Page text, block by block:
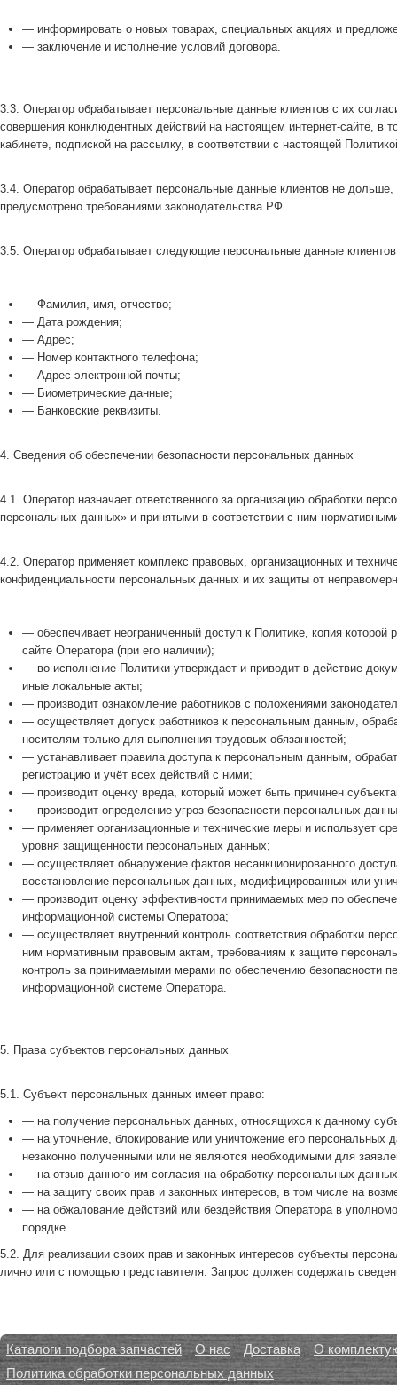
— информировать о новых товарах, специальных акциях и
— заключение и исполнение условий договора.
3.3. Оператор обрабатывает персональные данные клиентов с их
совершения конклюдентных действий на настоящем интернет-сайте, в
кабинете, подпиской на рассылку, в соответствии с настоящей
3.4. Оператор обрабатывает персональные данные клиентов не
предусмотрено требованиями законодательства РФ.
3.5. Оператор обрабатывает следующие персональные данные
— Фамилия, имя, отчество;
— Дата рождения;
— Адрес;
— Номер контактного телефона;
— Адрес электронной почты;
— Биометрические данные;
— Банковские реквизиты.
4. Сведения об обеспечении безопасности персональных данных
4.1. Оператор назначает ответственного за организацию обработки
персональных данных» и принятыми в соответствии с ним
4.2. Оператор применяет комплекс правовых, организационных и
конфиденциальности персональных данных и их защиты от
— обеспечивает неограниченный доступ к Политике, копия
сайте Оператора (при его наличии);
— во исполнение Политики утверждает и приводит в действие
иные локальные акты;
— производит ознакомление работников с положениями
— осуществляет допуск работников к персональным данным,
носителям только для выполнения трудовых обязанностей;
— устанавливает правила доступа к персональным данным,
регистрацию и учёт всех действий с ними;
— производит оценку вреда, который может быть причинен
— производит определение угроз безопасности персональных
— применяет организационные и технические меры и использует
уровня защищенности персональных данных;
— осуществляет обнаружение фактов несанкционированного
восстановление персональных данных, модифицированных или
— производит оценку эффективности принимаемых мер по
информационной системы Оператора;
— осуществляет внутренний контроль соответствия обработки
ним нормативным правовым актам, требованиям к защите
контроль за принимаемыми мерами по обеспечению безопасности
информационной системе Оператора.
5. Права субъектов персональных данных
5.1. Субъект персональных данных имеет право:
— на получение персональных данных, относящихся к данному
— на уточнение, блокирование или уничтожение его
незаконно полученными или не являются необходимыми для
— на отзыв данного им согласия на обработку персональных
— на защиту своих прав и законных интересов, в том числе на
— на обжалование действий или бездействия Оператора в
порядке.
5.2. Для реализации своих прав и законных интересов субъекты
лично или с помощью представителя. Запрос должен содержать
Каталоги подбора запчастей О нас Доставка
О
Политика обработки персональных данных